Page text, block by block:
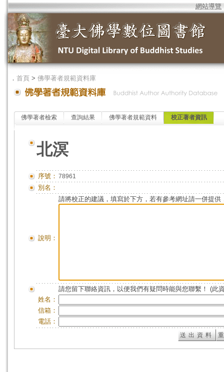
網站導覽
． 首頁 > 佛學著者規範資料庫
佛學著者檢索 查詢結果 佛學著者規範資料 校正著者資訊
北溟
序號： 78961
別名：
說明：
請將校正的建議，填寫於下方，若有參考網址請一併提供
請您留下聯絡資訊，以便我們有疑問時能與您聯繫！ (此
姓名：
信箱：
電話：